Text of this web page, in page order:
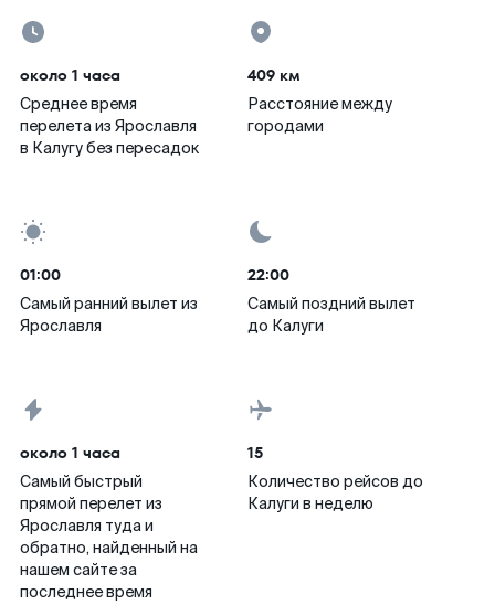
около 1 часа
Среднее время
перелета из Ярославля
в Калугу без пересадок
409 км
Расстояние между
городами
01:00
Самый ранний вылет из
Ярославля
22:00
Самый поздний вылет
до Калуги
около 1 часа
Самый быстрый
прямой перелет из
Ярославля туда и
обратно, найденный на
нашем сайте за
последнее время
15
Количество рейсов до
Калуги в неделю